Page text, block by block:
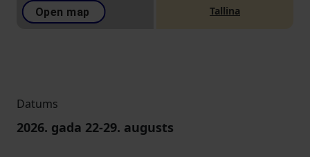
Open map Tallina
Datums
2026. gada 22-29. augusts